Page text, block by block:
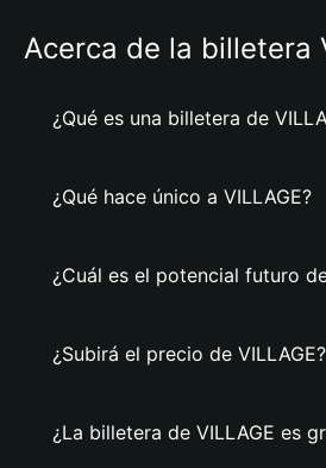
Acerca de la billetera
¿Qué es una billetera de
¿Qué hace único a VILLAGE?
¿Cuál es el potencial futuro
¿Subirá el precio de VILLAGE?
¿La billetera de VILLAGE es